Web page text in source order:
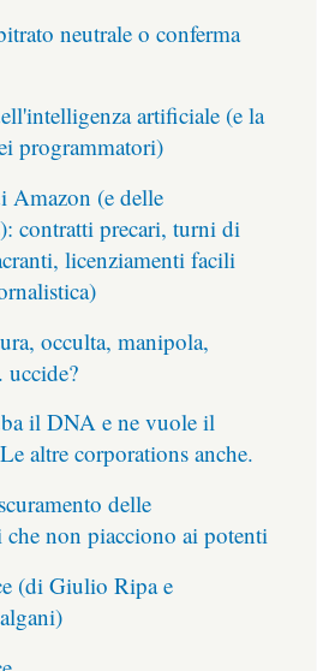
neutrale o conferma
artificiale (e la
programmatori)
Amazon (e delle
contratti precari, turni di
licenziamenti facili
occulta, manipola,
uccide?
il DNA e ne vuole il
altre corporations anche.
delle
non piacciono ai potenti
(di Giulio Ripa e